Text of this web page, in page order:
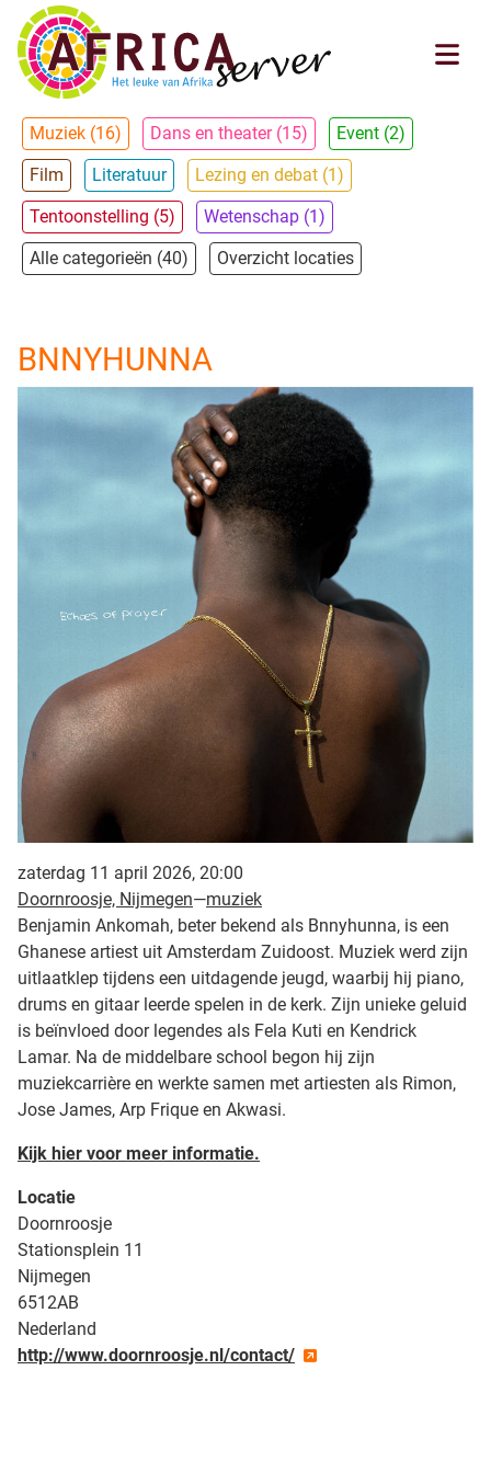
Muziek (16) Dans en theater (15)
Event (2)
Film
Literatuur
Lezing en debat (1)
Tentoonstelling (5)
Wetenschap (1)
Alle categorieën (40)
Overzicht locaties
BNNYHUNNA
zaterdag 11 april 2026, 20:00
Doornroosje, Nijmegen—muziek
Benjamin Ankomah, beter bekend als Bnnyhunna, is een
Ghanese artiest uit Amsterdam Zuidoost. Muziek werd zijn
uitlaatklep tijdens een uitdagende jeugd, waarbij hij piano,
drums en gitaar leerde spelen in de kerk. Zijn unieke geluid
is beïnvloed door legendes als Fela Kuti en Kendrick
Lamar. Na de middelbare school begon hij zijn
muziekcarrière en werkte samen met artiesten als Rimon,
Jose James, Arp Frique en Akwasi.
Kijk hier voor meer informatie.
Locatie
Doornroosje
Stationsplein 11
Nijmegen
6512AB
Nederland
http://www.doornroosje.nl/contact/